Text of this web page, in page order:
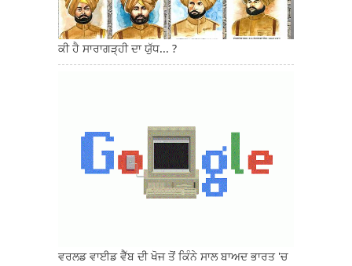
ਕੀ ਹੈ ਸਾਰਾਗੜ੍ਹੀ ਦਾ ਯੁੱਧ... ?
ਵਰਲਡ ਵਾਈਡ ਵੈੱਬ ਦੀ ਖੋਜ ਤੋਂ ਕਿੰਨੇ ਸਾਲ ਬਾਅਦ ਭਾਰਤ 'ਚ